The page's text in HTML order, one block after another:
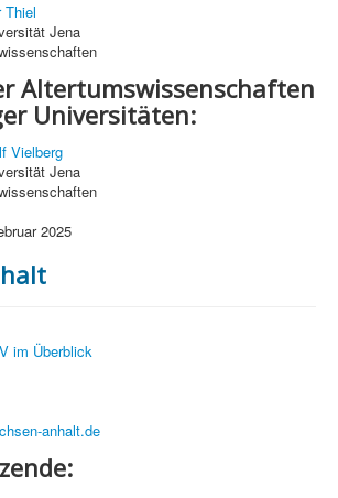
Thiel
Jena
Altertumswissenschaften
Universitäten:
Vielberg
Jena
2025
im Überblick
anhalt.de